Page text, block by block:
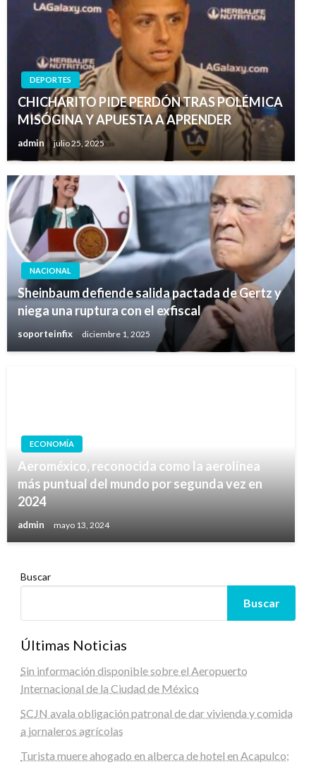
DEPORTES
CHICHARITO PIDE PERDÓN TRAS POLÉMICA
MISÓGINA Y APUESTA A APRENDER
admin julio 25, 2025
NACIONAL
Sheinbaum defiende salida pactada de Gertz y
niega una ruptura con el exfiscal
soporteinfix diciembre 1, 2025
ECONOMÍA
Aeroméxico, reconocida como la aerolínea
más puntual del mundo por segunda vez en
2024
admin mayo 13, 2024
Buscar
Buscar
Últimas Noticias
Sin información disponible sobre el Aeropuerto
Internacional de la Ciudad de México
SCJN avala obligación patronal de dar vivienda y comida
a jornaleros agrícolas
Turista muere ahogado en alberca de hotel en Acapulco;